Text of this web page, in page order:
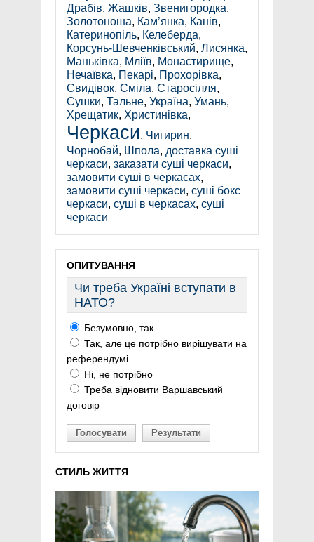
Драбів, Жашків, Звенигородка,
Золотоноша, Кам’янка, Канів,
Катеринопіль, Келеберда,
Корсунь-Шевченківський, Лисянка,
Маньківка, Мліїв, Монастирище,
Нечаївка, Пекарі, Прохорівка,
Свидівок, Сміла, Старосілля,
Сушки, Тальне, Україна, Умань,
Хрещатик, Христинівка,
Черкаси, Чигирин,
Чорнобай, Шпола, доставка суші
черкаси, заказати суші черкаси,
замовити суші в черкасах,
замовити суші черкаси, суші бокс
черкаси, суші в черкасах, суші
черкаси
ОПИТУВАННЯ
Чи треба Україні вступати в
НАТО?
Безумовно, так
Так, але це потрібно вирішувати на
референдумі
Ні, не потрібно
Треба відновити Варшавський
договір
Голосувати Результати
СТИЛЬ ЖИТТЯ